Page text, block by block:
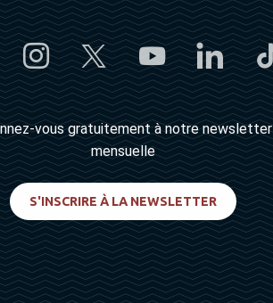
vous gratuitement à notre newsletter
mensuelle
S'INSCRIRE À LA NEWSLETTER